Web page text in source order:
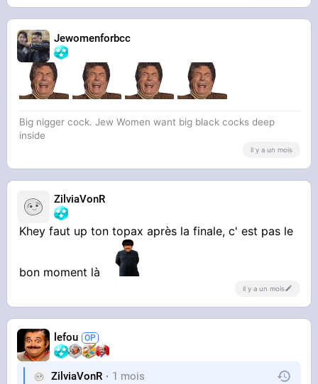
Jewomenforbcc
Big nigger cock. Jew Women want big black cocks deep
inside
il y a un mois
ZilviaVonR
Khey faut up ton topax après la finale, c' est pas le
bon moment là
il y a un mois
lefou
ZilviaVonR 1 mois